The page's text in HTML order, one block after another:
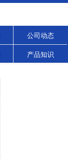
公司动态
产品知识